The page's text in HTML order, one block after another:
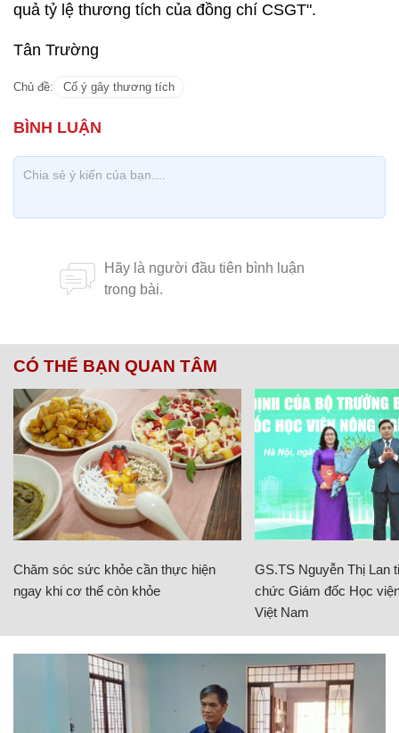
quả tỷ lệ thương tích của đồng chí CSGT".
Tân Trường
Chủ đề: Cố ý gây thương tích
CÓ THỂ BẠN QUAN TÂM
Chăm sóc sức khỏe cần thực hiện
ngay khi cơ thể còn khỏe
GS.TS Nguyễn Thị Lan
chức Giám đốc Học
Việt Nam